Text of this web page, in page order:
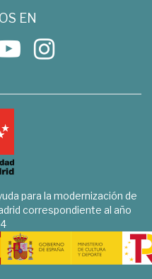
EN
para la modernización de
correspondiente al año